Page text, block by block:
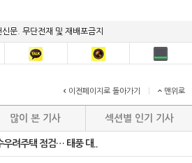
문. 무단전재 및 재배포금지
이전페이지로 돌아가기 맨위로
많이 본 기사 섹션별 인기 기사
우려주택 점검… 태풍 대..